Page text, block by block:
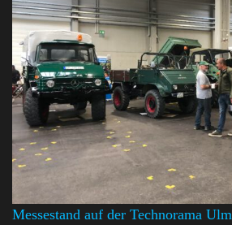
Messestand auf der Technorama Ulm